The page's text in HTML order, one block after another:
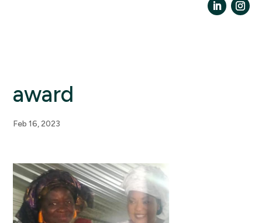
award
Feb 16, 2023